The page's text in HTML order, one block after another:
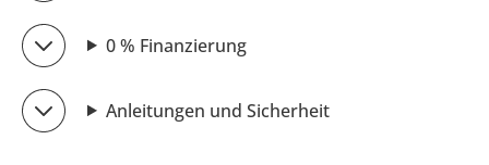
0 % Finanzierung
Anleitungen und Sicherheit